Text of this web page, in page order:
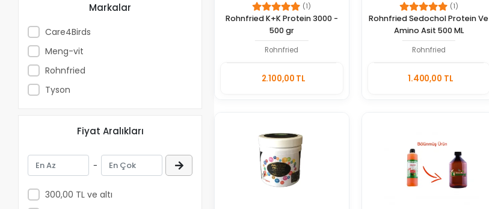
Güvercin Balık Yağları
Güvercin Bitki Suları
Güvercin Banyo Tuzları
Güvercin Sağlık ve Enerji Yağları
Güvercin İç Parazit Ürünleri
Güvercin Dış Parazit Ürünleri
Güvercin Elle Besleme Mamaları
Markalar
Care4Birds
Meng-vit
Rohnfried
Tyson
Fiyat Aralıkları
-
300,00 TL ve altı
(1)
Rohnfried K+K Protein 3000 -
500 gr
Rohnfried
2.100,00 TL
(1)
Rohnfried Sedochol Protein Ve
Amino Asit 500 ML
Rohnfried
1.400,00 TL